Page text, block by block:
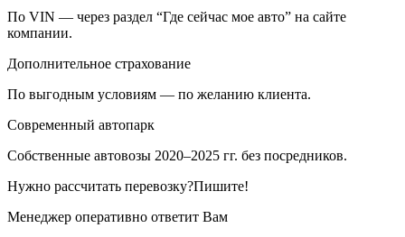
По VIN — через раздел “Где сейчас мое авто” на сайте
компании.
Дополнительное страхование
По выгодным условиям — по желанию клиента.
Современный автопарк
Собственные автовозы 2020–2025 гг. без посредников.
Нужно рассчитать перевозку?Пишите!
Менеджер оперативно ответит Вам